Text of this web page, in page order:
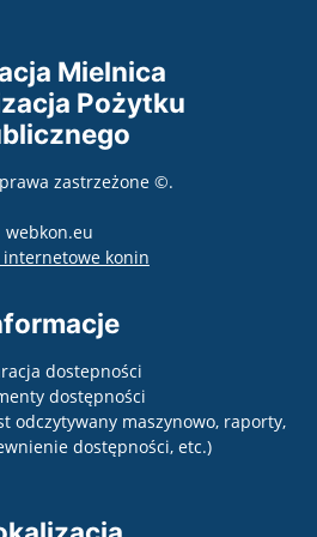
Mielnica
Pożytku
zastrzeżone ©.
webkon.eu
konin
dostepności
dostępności
odczytywany maszynowo, raporty,
dostępności, etc.)